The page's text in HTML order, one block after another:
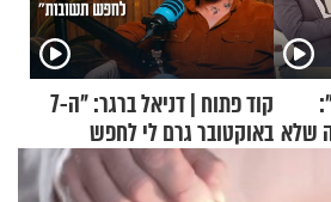
שלא
קוד פתוח | דניאל ברגר: "ה-7
באוקטובר גרם לי לחפש
תשובות"